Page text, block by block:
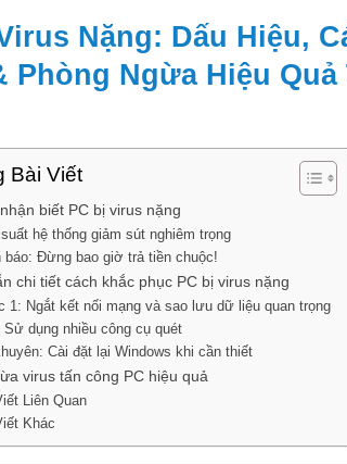
Nặng: Dấu Hiệu,
Phòng Ngừa Hiệu
Bài Viết
biết PC bị virus nặng
hệ thống giảm sút nghiêm trọng
báo: Đừng bao giờ trả tiền chuộc!
chi tiết cách khắc phục PC bị virus nặng
1: Ngắt kết nối mạng và sao lưu dữ liệu quan trọng
Sử dụng nhiều công cụ quét
Cài đặt lại Windows khi cần thiết
virus tấn công PC hiệu quả
Liên Quan
Khác